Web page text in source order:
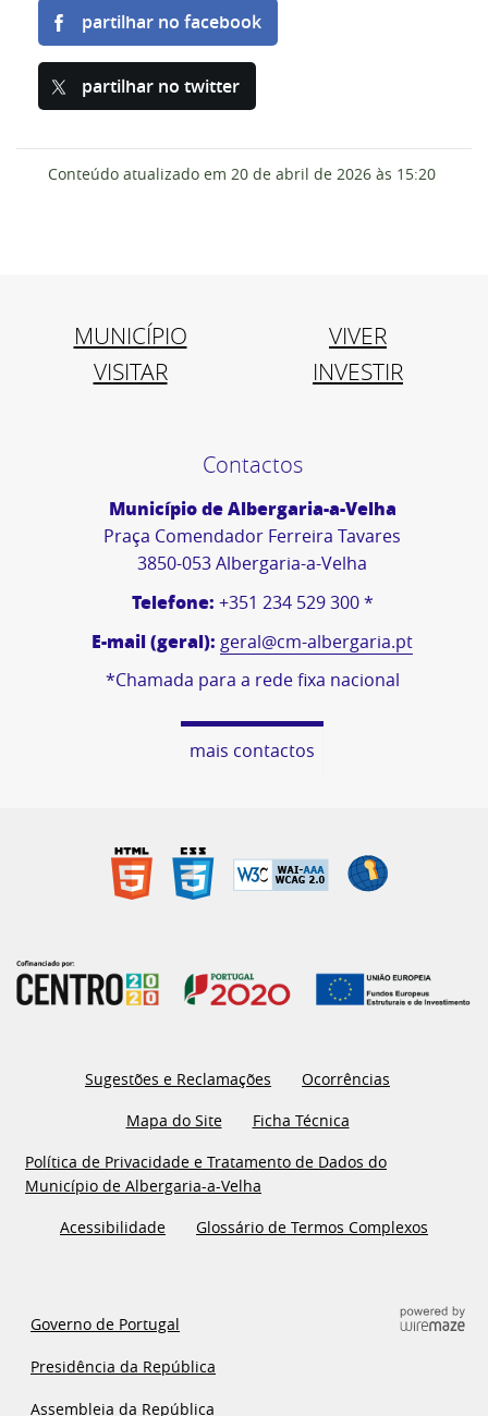
partilhar no facebook
partilhar no twitter
Conteúdo atualizado em 20 de abril de 2026 às 15:20
MUNICÍPIO
VIVER
VISITAR
INVESTIR
Contactos
Município de Albergaria-a-Velha
Praça Comendador Ferreira Tavares
3850-053 Albergaria-a-Velha
Telefone: +351 234 529 300 *
E-mail (geral): geral@cm-albergaria.pt
*Chamada para a rede fixa nacional
mais contactos
Sugestões e Reclamações
Ocorrências
Mapa do Site
Ficha Técnica
Política de Privacidade e Tratamento de Dados do
Município de Albergaria-a-Velha
Acessibilidade
Glossário de Termos Complexos
Governo de Portugal
Presidência da República
Assembleia da República